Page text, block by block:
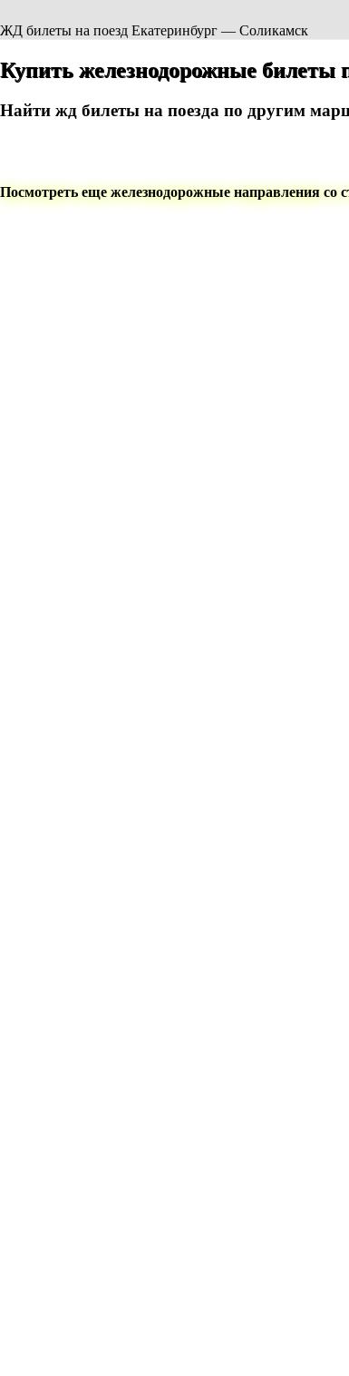
ЖД билеты на поезд Екатеринбург — Соликамск
Купить железнодорожные билеты
Найти жд билеты на поезда по другим
Посмотреть еще железнодорожные направления со